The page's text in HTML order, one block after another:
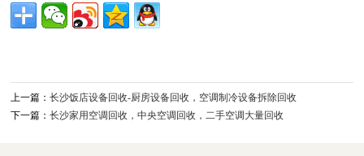
上一篇：长沙饭店设备回收-厨房设备回收，空调制冷设备拆除回收
下一篇：长沙家用空调回收，中央空调回收，二手空调大量回收